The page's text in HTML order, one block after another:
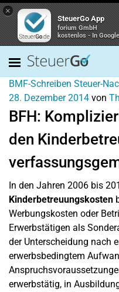
×
SteuerGo App
forium GmbH
kostenlos - In
BMF-Schreiben Steuer-
28. Dezember 2014 von
BFH:
den
In den Jahren 2006 bis
Kinderbetreuungskosten
Werbungskosten oder
Erwerbstätigen als
der Unterscheidung nach
erwerbsbedingtem
erwerbstätig, in